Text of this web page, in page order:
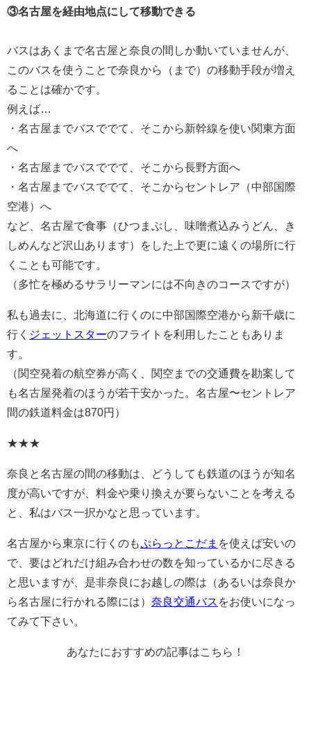
③名古屋を経由地点にして移動できる
バスはあくまで名古屋と奈良の間しか動いていませんが、
このバスを使うことで奈良から（まで）の移動手段が増え
ることは確かです。
例えば…
・名古屋までバスででて、そこから新幹線を使い関東方面
へ
・名古屋までバスででて、そこから長野方面へ
・名古屋までバスででて、そこからセントレア（中部国際
空港）へ
など、名古屋で食事（ひつまぶし、味噌煮込みうどん、き
しめんなど沢山あります）をした上で更に遠くの場所に行
くことも可能です。
（多忙を極めるサラリーマンには不向きのコースですが）
私も過去に、北海道に行くのに中部国際空港から新千歳に
行く ジェットスターのフライトを利用したこともありま
す。
（関空発着の航空券が高く、関空までの交通費を勘案して
も名古屋発着のほうが若干安かった。名古屋〜セントレア
間の鉄道料金は870円）
★★★
奈良と名古屋の間の移動は、どうしても鉄道のほうが知名
度が高いですが、料金や乗り換えが要らないことを考える
と、私はバス一択かなと思っています。
名古屋から東京に行くのも ぷらっとこだま を使えば安いの
で、要はどれだけ組み合わせの数を知っているかに尽きる
と思いますが、是非奈良にお越しの際は（あるいは奈良か
ら名古屋に行かれる際には） 奈良交通バス をお使いになっ
てみて下さい。
あなたにおすすめの記事はこちら！